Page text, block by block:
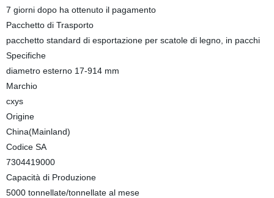
7 giorni dopo ha ottenuto il pagamento
Pacchetto di Trasporto
pacchetto standard di esportazione per scatole di legno, in pacchi
Specifiche
diametro esterno 17-914 mm
Marchio
cxys
Origine
China(Mainland)
Codice SA
7304419000
Capacità di Produzione
5000 tonnellate/tonnellate al mese